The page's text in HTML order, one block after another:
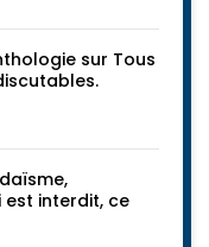
sur Tous
est interdit, ce